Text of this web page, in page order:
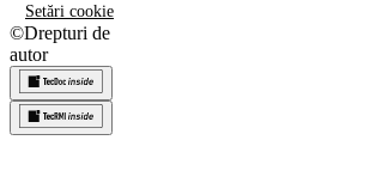
Setări cookie
©Drepturi de
autor